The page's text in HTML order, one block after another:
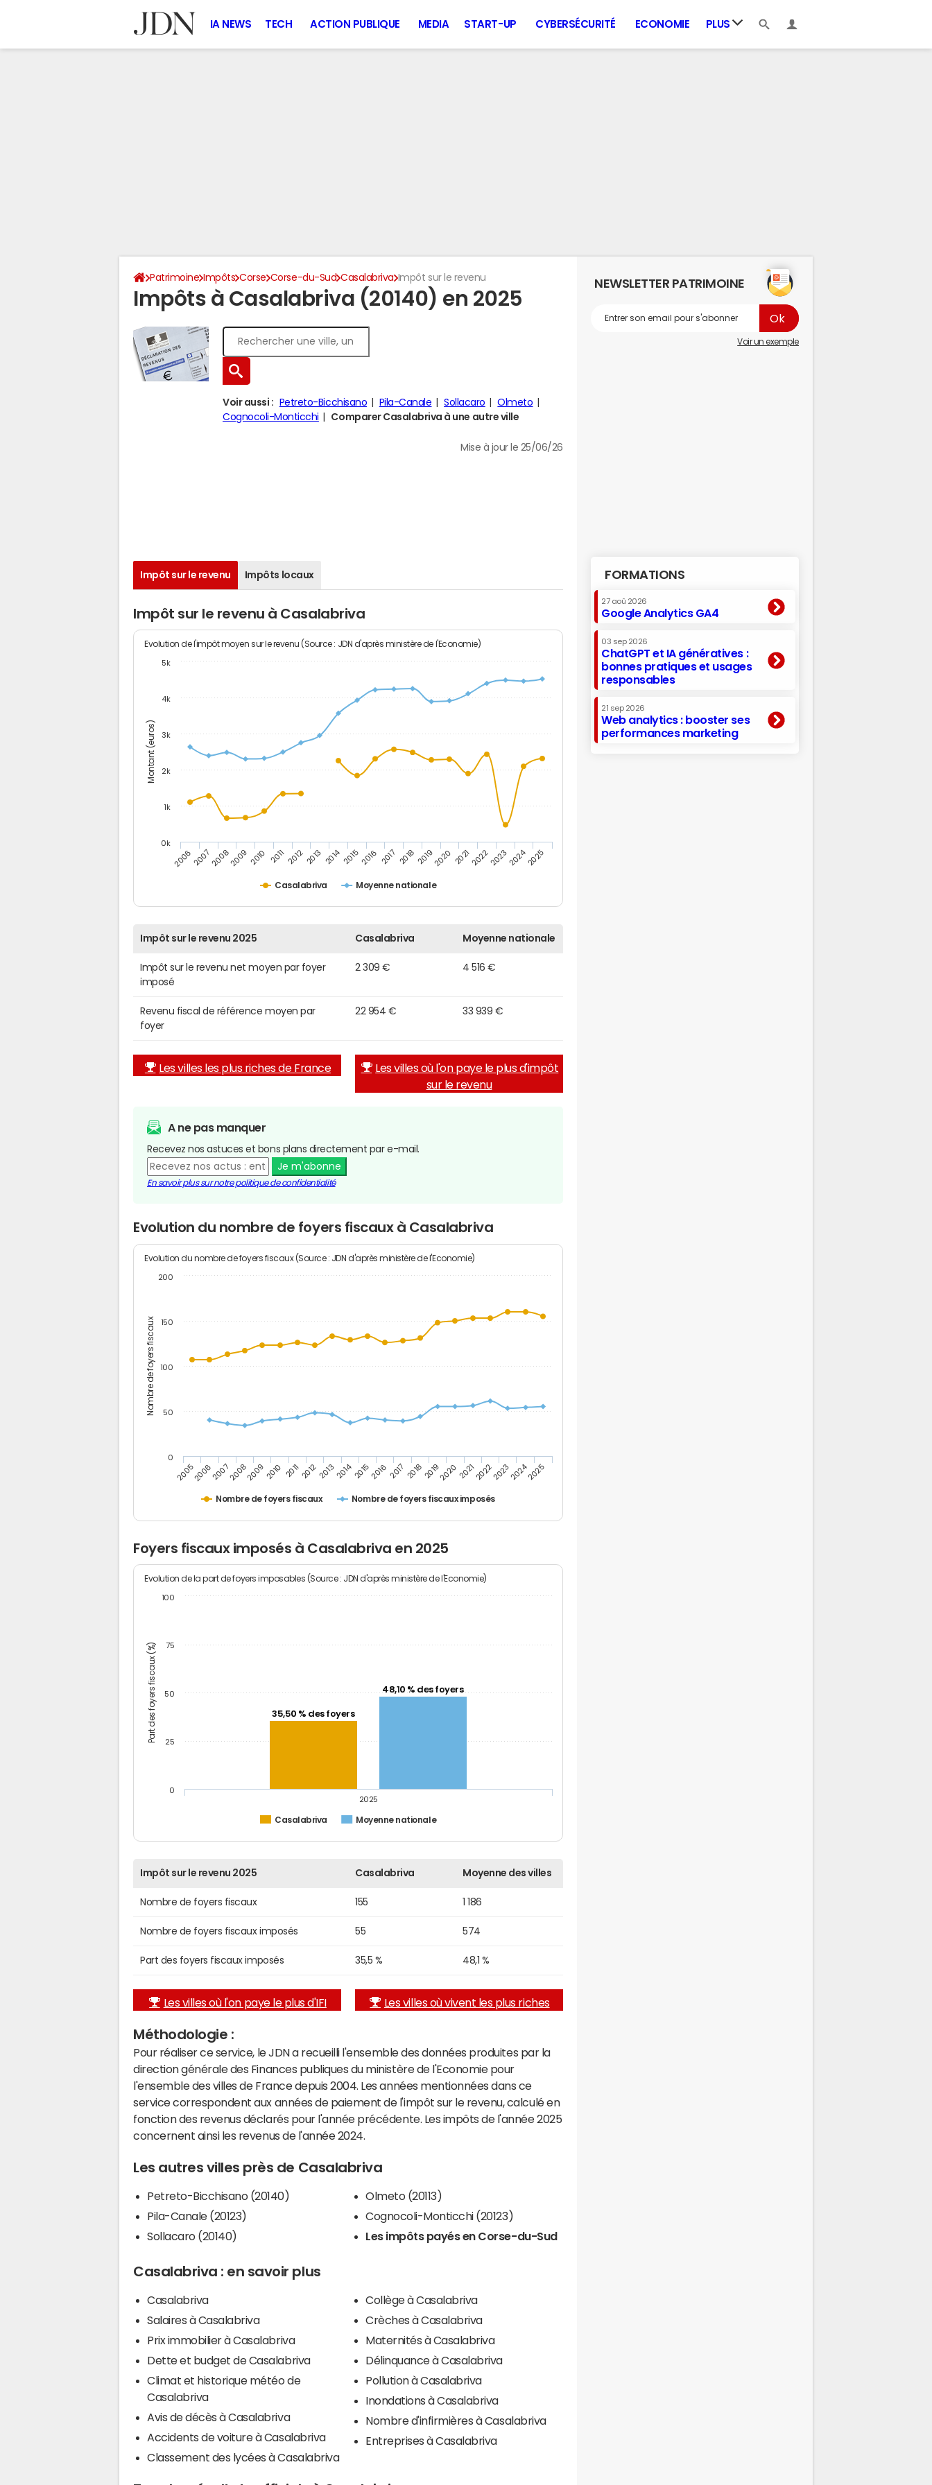
IA NEWS TECH ACTION PUBLIQUE MEDIA START-UP CYBERSÉCURITÉ ECONOMIE PLUS
Patrimoine Impôts Corse Corse-du-Sud Casalabriva Impôt sur le revenu
Impôts à Casalabriva (20140) en 2025
Voir aussi : Petreto-Bicchisano Pila-Canale Sollacaro
Olmeto
Cognocoli-Monticchi
Comparer Casalabriva à une autre ville
Mise à jour le 25/06/26
Impôt sur le revenu Impôts locaux
Impôt sur le revenu à Casalabriva
Montant (euros)
Evolution de l'impôt moyen sur le revenu (Source : JDN d'après ministère de l'Economie)
Casalabriva Moyenne nationale
20062007200820092010 2011 20122013 201420152016 2017 201820192020 20212022202320242025
0k
1k
2k
3k
4k
5k
Impôt sur le revenu 2025 Casalabriva Moyenne nationale
Impôt sur le revenu net moyen par foyer
imposé
2 309 € 4 516 €
Revenu fiscal de référence moyen par
foyer
22 954 € 33 939 €
Les villes les plus riches de France
Les villes où l'on paye le plus d'impôt
sur le revenu
A ne pas manquer
Recevez nos astuces et bons plans directement par e-mail.
Je m'abonne
En savoir plus sur notre politique de confidentialité
Evolution du nombre de foyers fiscaux à Casalabriva
Nombre de foyers fiscaux
Evolution du nombre de foyers fiscaux (Source : JDN d'après ministère de l'Economie)
Nombre de foyers fiscaux Nombre de foyers fiscaux imposés
200520062007200820092010 201120122013201420152016 2017 20182019202020212022202320242025
0
50
100
150
200
Foyers fiscaux imposés à Casalabriva en 2025
Part des foyers fiscaux (%)
Evolution de la part de foyers imposables (Source : JDN d'après ministère de l'Economie)
35,50 % des foyers
48,10 % des foyers
Casalabriva Moyenne nationale
2025
0
25
50
75
100
Impôt sur le revenu 2025 Casalabriva Moyenne des villes
Nombre de foyers fiscaux 155 1 186
Nombre de foyers fiscaux imposés 55 574
Part des foyers fiscaux imposés 35,5 % 48,1 %
Les villes où l'on paye le plus d'IFI Les villes où vivent les plus riches
Méthodologie :
Pour réaliser ce service, le JDN a recueilli l'ensemble des données produites par la
direction générale des Finances publiques du ministère de l'Economie pour
l'ensemble des villes de France depuis 2004. Les années mentionnées dans ce
service correspondent aux années de paiement de l'impôt sur le revenu, calculé en
fonction des revenus déclarés pour l'année précédente. Les impôts de l'année 2025
concernent ainsi les revenus de l'année 2024.
Les autres villes près de Casalabriva
Petreto-Bicchisano (20140)
Pila-Canale (20123)
Sollacaro (20140)
Olmeto (20113)
Cognocoli-Monticchi (20123)
Les impôts payés en Corse-du-Sud
Casalabriva : en savoir plus
Casalabriva
Salaires à Casalabriva
Prix immobilier à Casalabriva
Dette et budget de Casalabriva
Climat et historique météo de
Casalabriva
Avis de décès à Casalabriva
Accidents de voiture à Casalabriva
Classement des lycées à Casalabriva
Collège à Casalabriva
Crèches à Casalabriva
Maternités à Casalabriva
Délinquance à Casalabriva
Pollution à Casalabriva
Inondations à Casalabriva
Nombre d'infirmières à Casalabriva
Entreprises à Casalabriva
NEWSLETTER PATRIMOINE
Voir un exemple
FORMATIONS
27 aoû 2026
Google Analytics GA4
03 sep 2026
ChatGPT et IA génératives :
bonnes pratiques et usages
responsables
21 sep 2026
Web analytics : booster ses
performances marketing